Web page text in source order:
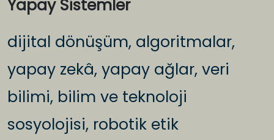
Yapay Sistemler
dijital dönüşüm, algoritmalar,
yapay zekâ, yapay ağlar, veri
bilimi, bilim ve teknoloji
sosyolojisi, robotik etik